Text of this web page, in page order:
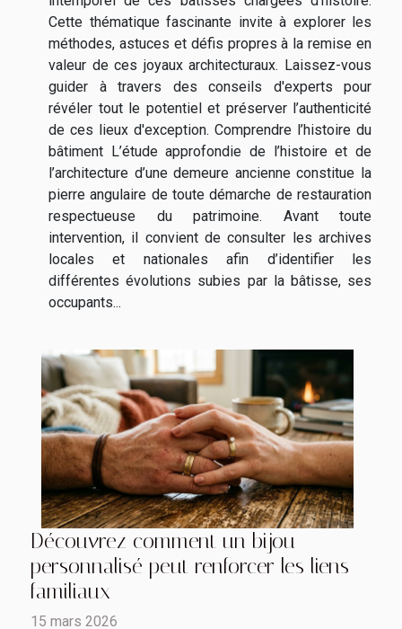
Cette thématique fascinante invite à explorer les
méthodes, astuces et défis propres à la remise en
valeur de ces joyaux architecturaux. Laissez-vous
guider à travers des conseils d'experts pour
révéler tout le potentiel et préserver l’authenticité
de ces lieux d'exception. Comprendre l’histoire du
bâtiment L’étude approfondie de l’histoire et de
l’architecture d’une demeure ancienne constitue la
pierre angulaire de toute démarche de restauration
respectueuse du patrimoine. Avant toute
intervention, il convient de consulter les archives
locales et nationales afin d’identifier les
différentes évolutions subies par la bâtisse, ses
occupants...
Découvrez comment un bijou
personnalisé peut renforcer les liens
familiaux
15 mars 2026